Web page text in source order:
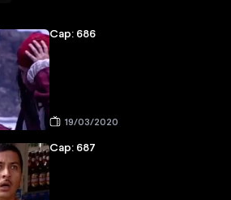
Cap: 686
19/03/2020
Cap: 687